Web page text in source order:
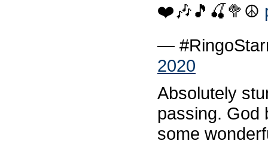
❤️🎶🎵🍒🥦☮️
—
2020
Absolutely
passing. God
some